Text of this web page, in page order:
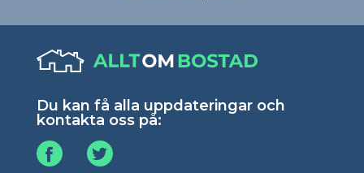
Du kan få alla uppdateringar och
kontakta oss på: